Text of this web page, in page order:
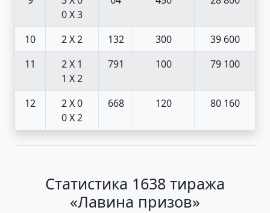
0 X 3
10 2 X 2 132 300
39 600
11
2 X 1
1 X 2
791 100 79 100
12
2 X 0
0 X 2
668 120 80 160
Статистика 1638 тиража
«Лавина призов»